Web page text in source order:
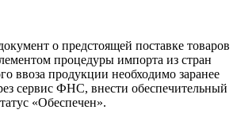
о предстоящей поставке товаров
процедуры импорта из стран
ввоза продукции необходимо заранее
сервис ФНС, внести обеспечительный
«Обеспечен».